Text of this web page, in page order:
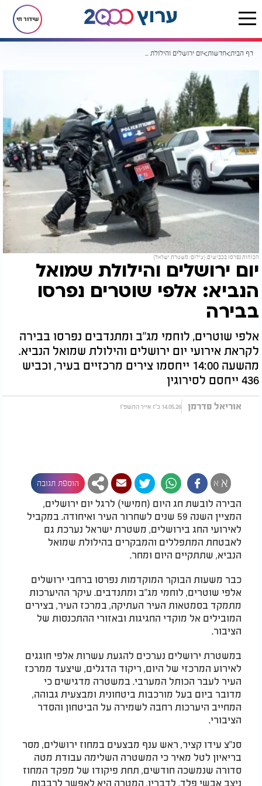
שידור חי
דף הבית חדשות יום ירושלים והילולת שמואל הנביא: אלפי שוטרים נפרסו בבירה
הכוחות נפרסו בכבישים. (צילום: משטרת ישראל)
יום ירושלים והילולת שמואל
הנביא: אלפי שוטרים נפרסו
בבירה
אלפי שוטרים, לוחמי מג"ב ומתנדבים נפרסו בבירה
לקראת אירועי יום ירושלים והילולת שמואל הנביא.
מהשעה 14:00 ייחסמו צירים מרכזיים בעיר, וכביש
436 ייחסם לסירוגין
אוריאל פדרמן 14.05.26 כ"ז אייר התשפ"ו
א א הוספת תגובה
הבירה לובשת חג היום (חמישי) לרגל יום ירושלים,
המציין השנה 59 שנים לשחרור העיר ואיחודה. במקביל
לאירועי החג בירושלים, משטרת ישראל נערכת גם
לאבטחת המתפללים והמבקרים בהילולת שמואל
הנביא, שתתקיים היום ומחר.
כבר משעות הבוקר המוקדמות נפרסו ברחבי ירושלים
אלפי שוטרים, לוחמי מג"ב ומתנדבים. עיקר ההיערכות
מתמקד בסמטאות העיר העתיקה, במרכז העיר, בצירים
המובילים אל מוקדי החגיגות ובאזורי ההתכנסות של
הציבור.
במשטרת ירושלים נערכים להגעת עשרות אלפי חוגגים
לאירוע המרכזי של היום, ריקוד הדגלים, שיצעד ממרכז
העיר לעבר הכותל המערבי. במשטרה מדגישים כי
מדובר ביום בעל מורכבות ביטחונית ומבצעית גבוהה,
המחייב היערכות רחבה לשמירה על הביטחון והסדר
הציבורי.
סנ"צ עידו קציר, ראש ענף מבצעים במחוז ירושלים, מסר
בריאיון לטל מאיר כי המשטרה השלימה עבודת מטה
סדורה שנמשכה חודשים, תחת פיקודו של מפקד המחוז
ניצב אבשי פלד. לדבריו, המטרה היא לאפשר לרבבות